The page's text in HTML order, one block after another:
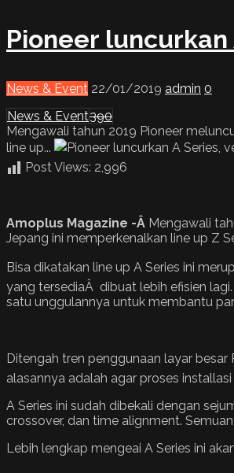
Pioneer
News & Event 22/01/2019 admin 0
News & Event390
Mengawali tahun 2019 Pioneer
line up...
Post Views: 2,996
Amoplus Magazine -Â Mengawali
Jepang ini memperkenalkan line up Z
Bisa dikatakan line up A Series ini
yang tersediaÂ dibuat lebih efisien
satu unggulannya untuk membantu
Ditengah tren penggunaan layar besar
alasannya adalah agar proses
A Series ini sudah dibekali dengan
crossover, dan time alignment.
Lebih lengkap mengeai A Series ini